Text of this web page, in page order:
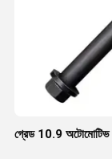
গ্রেড 10.9 অটোমোটিভ